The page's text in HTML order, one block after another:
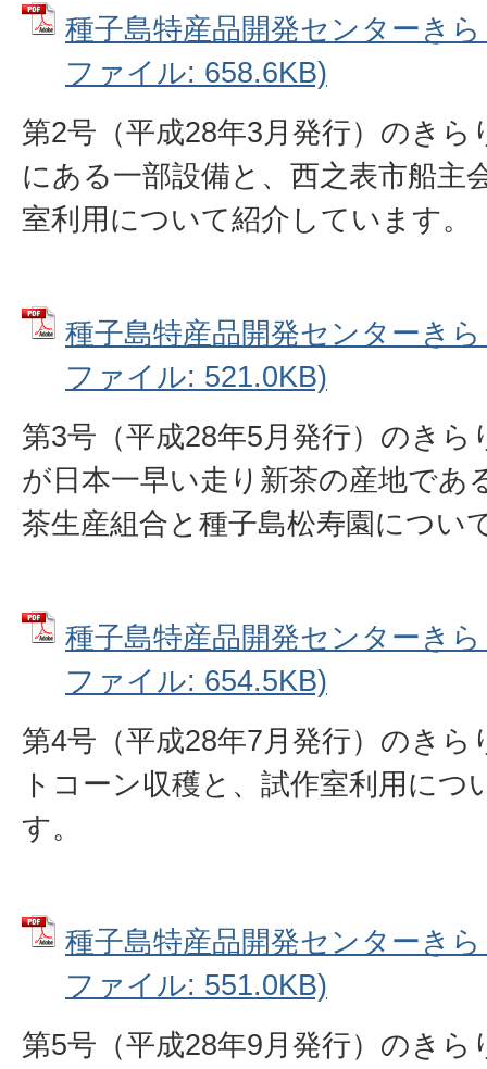
種子島特産品開発センターき
ファイル: 658.6KB)
第2号（平成28年3月発行）のき
にある一部設備と、西之表市船主
室利用について紹介しています。
種子島特産品開発センターき
ファイル: 521.0KB)
第3号（平成28年5月発行）のきら
が日本一早い走り新茶の産地であ
茶生産組合と種子島松寿園につい
種子島特産品開発センターき
ファイル: 654.5KB)
第4号（平成28年7月発行）のきら
トコーン収穫と、試作室利用につ
す。
種子島特産品開発センターき
ファイル: 551.0KB)
第5号（平成28年9月発行）のきら